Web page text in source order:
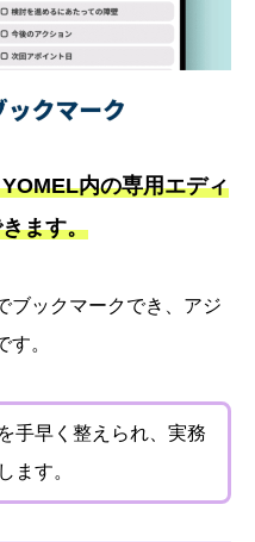
内の専用エディ
ます。
ブックマークでき、アジ
。
手早く整えられ、実務
ます。